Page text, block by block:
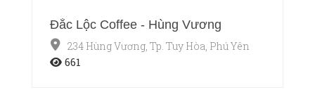
Đắc Lộc Coffee - Hùng Vương
234 Hùng Vương, Tp. Tuy Hòa, Phú Yên
661